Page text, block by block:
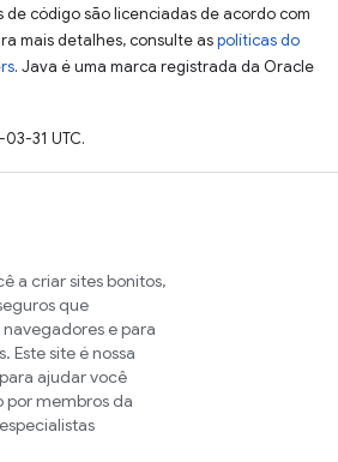
de código são licenciadas de acordo com
mais detalhes, consulte aspolíticas do
. Java é uma marca registrada da Oracle
31 UTC.
a criar sites bonitos,
que
e para
Este site é nossa
ajudar você
por membros da